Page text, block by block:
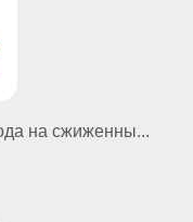
на сжиженны...